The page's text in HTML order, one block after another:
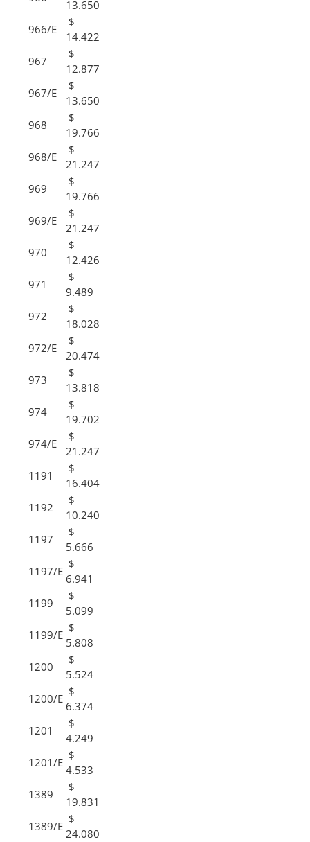
13.650
966/E
$
14.422
967
$
12.877
967/E
$
13.650
968
$
19.766
968/E
$
21.247
969
$
19.766
969/E
$
21.247
970
$
12.426
971
$
9.489
972
$
18.028
972/E
$
20.474
973
$
13.818
974
$
19.702
974/E
$
21.247
1191
$
16.404
1192
$
10.240
1197
$
5.666
1197/E
$
6.941
1199
$
5.099
1199/E
$
5.808
1200
$
5.524
1200/E
$
6.374
1201
$
4.249
1201/E
$
4.533
1389
$
19.831
1389/E
$
24.080